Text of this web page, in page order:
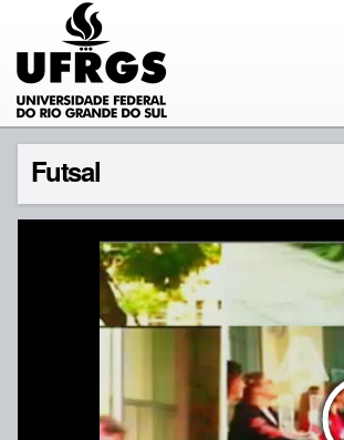
Futsal